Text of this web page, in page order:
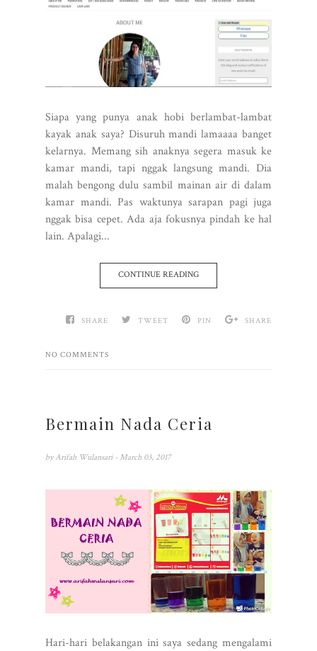
Siapa yang punya anak hobi berlambat-lambat
kayak anak saya? Disuruh mandi lamaaaa banget
kelarnya. Memang sih anaknya segera masuk ke
kamar mandi, tapi nggak langsung mandi. Dia
malah bengong dulu sambil mainan air di dalam
kamar mandi. Pas waktunya sarapan pagi juga
nggak bisa cepet. Ada aja fokusnya pindah ke hal
lain. Apalagi...
CONTINUE READING
SHARE TWEET PIN SHARE
NO COMMENTS
Bermain Nada Ceria
by Arifah Wulansari - March 03, 2017
Hari-hari belakangan ini saya sedang mengalami